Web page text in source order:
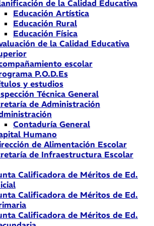
de la Calidad Educativa
Educación Artística
Educación Rural
Educación Física
de la Calidad Educativa
escolar
P.O.D.Es
y estudios
Técnica General
de Administración
Contaduría General
Humano
de Alimentación Escolar
de Infraestructura Escolar
Calificadora de Méritos de Ed.
Calificadora de Méritos de Ed.
Calificadora de Méritos de Ed.